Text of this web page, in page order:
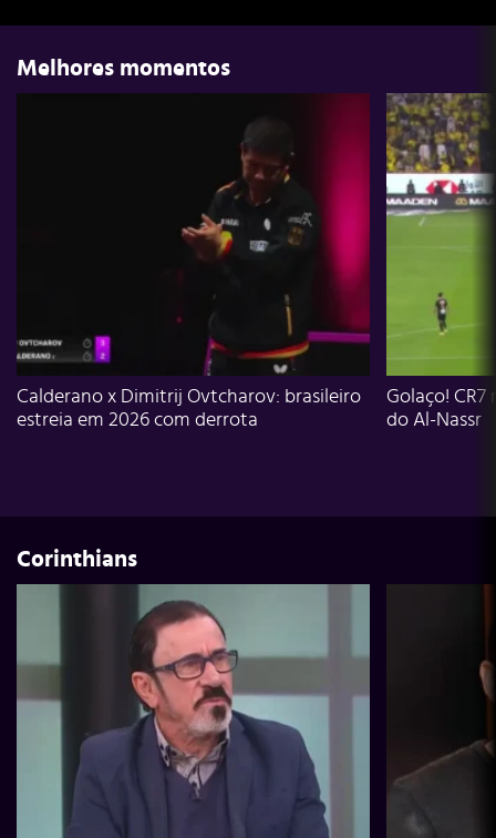
Melhores momentos
Calderano x Dimitrij Ovtcharov: brasileiro
estreia em 2026 com derrota
Golaço!
do Al-Nassr
Corinthians